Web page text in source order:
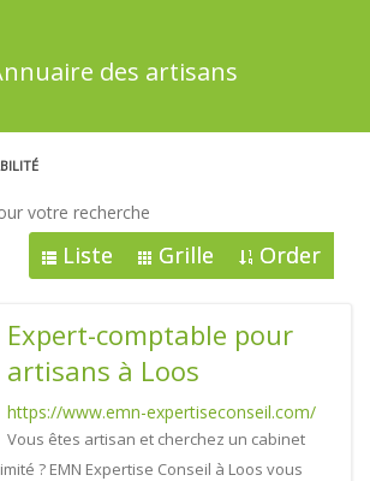
des artisans
votre recherche
Liste Grille Order
Expert-comptable pour
artisans à Loos
https://www.emn-expertiseconseil.com/
Vous êtes artisan et cherchez un cabinet
? EMN Expertise Conseil à Loos vous